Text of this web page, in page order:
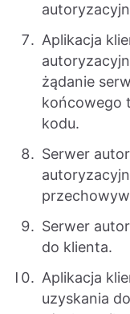
Aplikacja
żądanie
końcowego
kodu.
Serwer
Serwer
do klienta.
Aplikacja
uzyskania